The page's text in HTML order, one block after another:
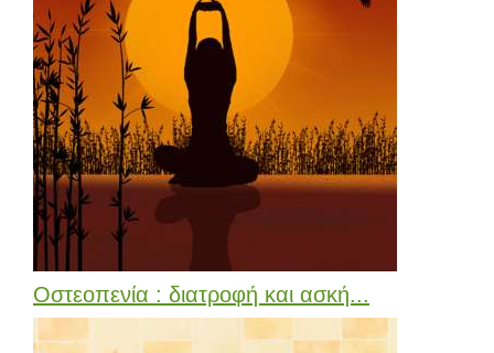
Οστεοπενία : διατροφή και ασκή...